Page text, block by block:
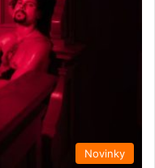
Novinky